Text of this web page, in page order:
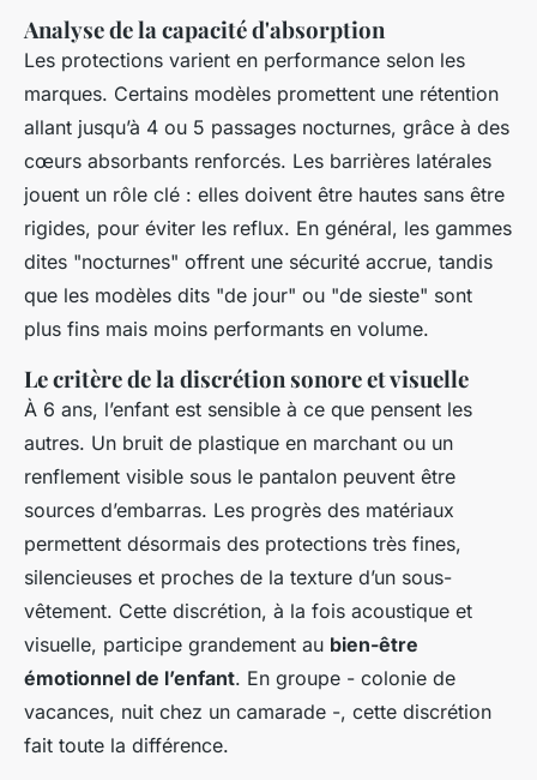
Analyse de la capacité d'absorption
Les protections varient en performance selon les
marques. Certains modèles promettent une rétention
allant jusqu’à 4 ou 5 passages nocturnes, grâce à des
cœurs absorbants renforcés. Les barrières latérales
jouent un rôle clé : elles doivent être hautes sans être
rigides, pour éviter les reflux. En général, les gammes
dites "nocturnes" offrent une sécurité accrue, tandis
que les modèles dits "de jour" ou "de sieste" sont
plus fins mais moins performants en volume.
Le critère de la discrétion sonore et visuelle
À 6 ans, l’enfant est sensible à ce que pensent les
autres. Un bruit de plastique en marchant ou un
renflement visible sous le pantalon peuvent être
sources d’embarras. Les progrès des matériaux
permettent désormais des protections très fines,
silencieuses et proches de la texture d’un sous-
vêtement. Cette discrétion, à la fois acoustique et
visuelle, participe grandement au bien-être
émotionnel de l’enfant. En groupe - colonie de
vacances, nuit chez un camarade -, cette discrétion
fait toute la différence.